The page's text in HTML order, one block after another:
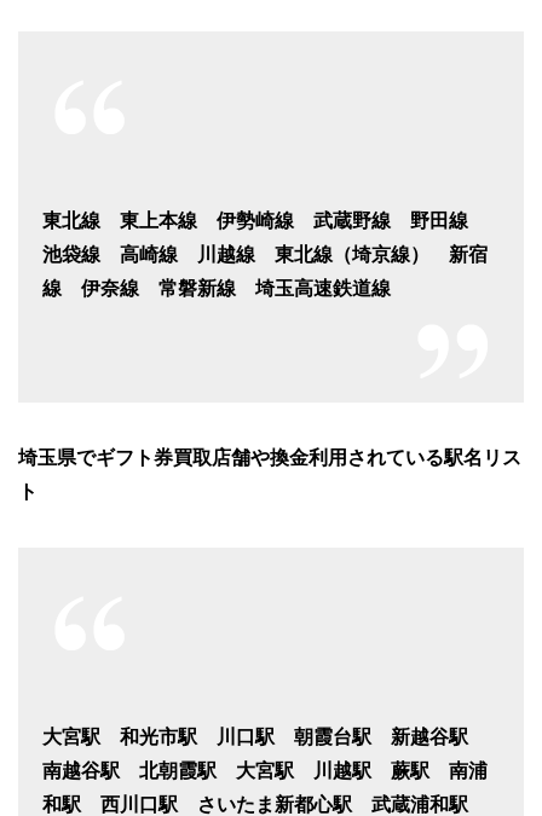
東北線 東上本線 伊勢崎線 武蔵野線 野田線
池袋線 高崎線 川越線 東北線（埼京線） 新宿
線 伊奈線 常磐新線 埼玉高速鉄道線
埼玉県でギフト券買取店舗や換金利用されている駅名リス
ト
大宮駅 和光市駅 川口駅 朝霞台駅 新越谷駅
南越谷駅 北朝霞駅 大宮駅 川越駅 蕨駅 南浦
和駅 西川口駅 さいたま新都心駅 武蔵浦和駅